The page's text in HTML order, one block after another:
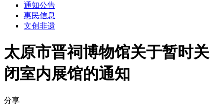
通知公告
惠民信息
文创非遗
太原市晋祠博物馆关于暂时关
闭室内展馆的通知
分享